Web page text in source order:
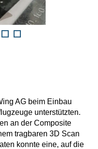
AG beim Einbau
unterstützten.
an der Composite
tragbaren 3D Scan
konnte eine, auf die